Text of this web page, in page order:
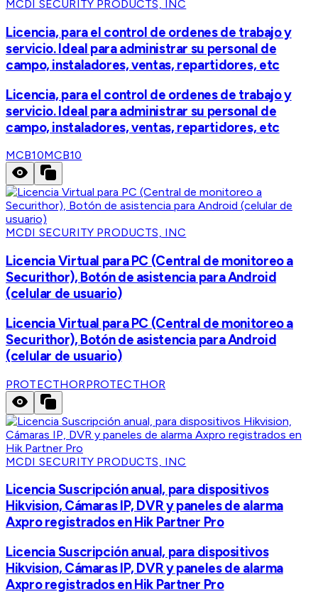
MCDI SECURITY PRODUCTS, INC
Licencia, para el control de ordenes de trabajo y
servicio. Ideal para administrar su personal de
campo, instaladores, ventas, repartidores, etc
Licencia, para el control de ordenes de trabajo y
servicio. Ideal para administrar su personal de
campo, instaladores, ventas, repartidores, etc
MCB10MCB10
MCDI SECURITY PRODUCTS, INC
Licencia Virtual para PC (Central de monitoreo a
Securithor), Botón de asistencia para Android
(celular de usuario)
Licencia Virtual para PC (Central de monitoreo a
Securithor), Botón de asistencia para Android
(celular de usuario)
PROTECTHORPROTECTHOR
MCDI SECURITY PRODUCTS, INC
Licencia Suscripción anual, para dispositivos
Hikvision, Cámaras IP, DVR y paneles de alarma
Axpro registrados en Hik Partner Pro
Licencia Suscripción anual, para dispositivos
Hikvision, Cámaras IP, DVR y paneles de alarma
Axpro registrados en Hik Partner Pro